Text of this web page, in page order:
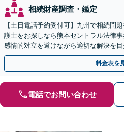
相続財産調査・鑑定
【土日電話予約受付可】九州で相続問
護士をお探しなら熊本セントラル法律
感情的対立を避けながら適切な解決を
付可】【休日・夜間相談可】
料金表を
電話でお問い合わせ